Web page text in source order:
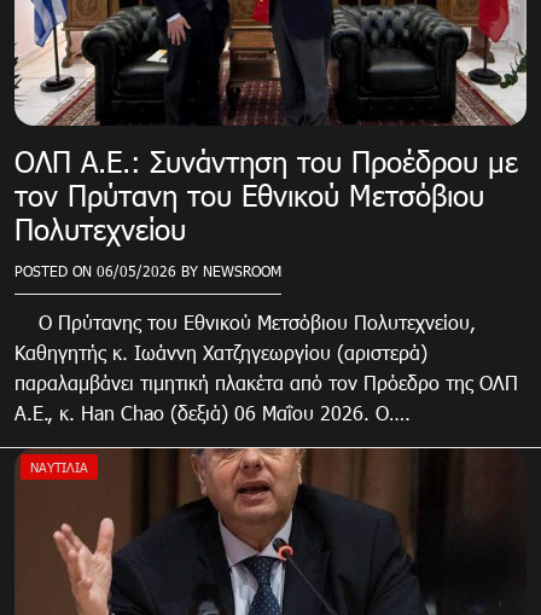
ΟΛΠ Α.Ε.: Συνάντηση του Προέδρου με
τον Πρύτανη του Εθνικού Μετσόβιου
Πολυτεχνείου
POSTED ON 06/05/2026 BY NEWSROOM
Ο Πρύτανης του Εθνικού Μετσόβιου Πολυτεχνείου,
Καθηγητής κ. Ιωάννη Χατζηγεωργίου (αριστερά)
παραλαμβάνει τιμητική πλακέτα από τον Πρόεδρο της ΟΛΠ
Α.Ε., κ. Han Chao (δεξιά) 06 Μαΐου 2026. Ο….
ΝΑΥΤΙΛΙΑ